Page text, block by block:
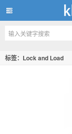
kkMac
标签：Lock and Load